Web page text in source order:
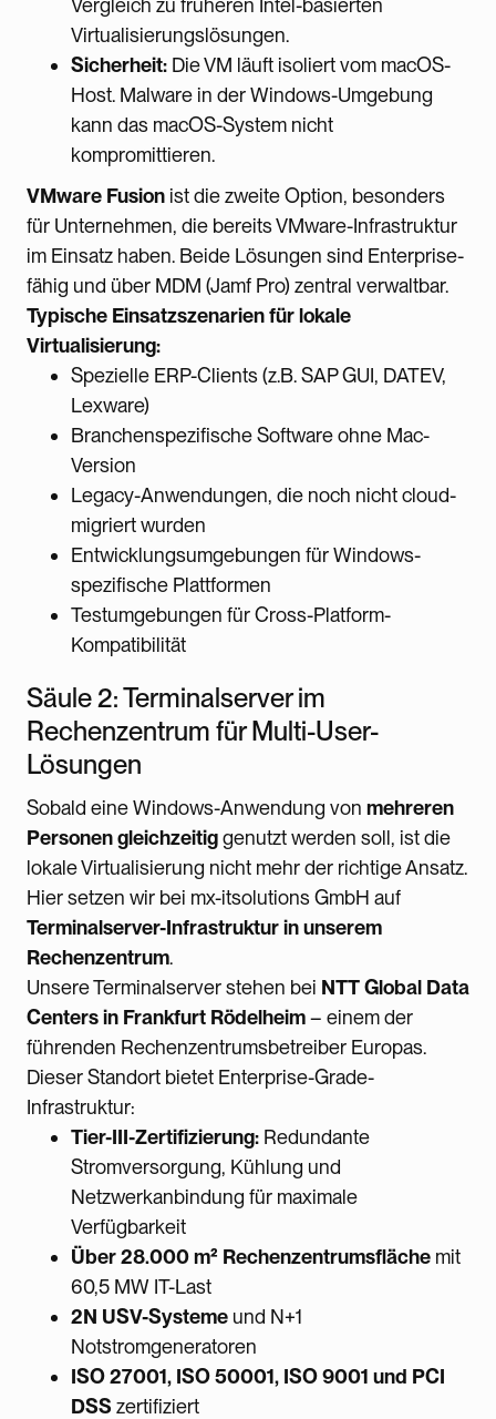
Vergleich zu früheren Intel-basierten
Virtualisierungslösungen.
Sicherheit: Die VM läuft isoliert vom macOS-
Host. Malware in der Windows-Umgebung
kann das macOS-System nicht
kompromittieren.
VMware Fusionist die zweite Option, besonders
für Unternehmen, die bereits VMware-Infrastruktur
im Einsatz haben. Beide Lösungen sind Enterprise-
fähig und über MDM (Jamf Pro) zentral verwaltbar.
Typische Einsatzszenarien für lokale
Virtualisierung:
Spezielle ERP-Clients (z.B. SAP GUI, DATEV,
Lexware)
Branchenspezifische Software ohne Mac-
Version
Legacy-Anwendungen, die noch nicht cloud-
migriert wurden
Entwicklungsumgebungen für Windows-
spezifische Plattformen
Testumgebungen für Cross-Platform-
Kompatibilität
Säule 2: Terminalserver im
Rechenzentrum für Multi-User-
Lösungen
Sobald eine Windows-Anwendung von mehreren
Personen gleichzeitiggenutzt werden soll, ist die
lokale Virtualisierung nicht mehr der richtige Ansatz.
Hier setzen wir bei mx-itsolutions GmbH auf
Terminalserver-Infrastruktur in unserem
Rechenzentrum.
Unsere Terminalserver stehen bei NTT Global Data
Centers in Frankfurt Rödelheim– einem der
führenden Rechenzentrumsbetreiber Europas.
Dieser Standort bietet Enterprise-Grade-
Infrastruktur:
Tier-III-Zertifizierung: Redundante
Stromversorgung, Kühlung und
Netzwerkanbindung für maximale
Verfügbarkeit
Über 28.000 m² Rechenzentrumsfläche mit
60,5 MW IT-Last
2N USV-Systeme und N+1
Notstromgeneratoren
ISO 27001, ISO 50001, ISO 9001 und PCI
DSS zertifiziert